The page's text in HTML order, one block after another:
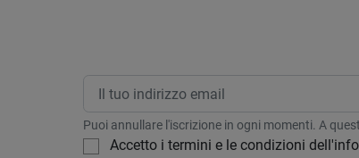
Puoi annullare l'iscrizione in ogni momenti. A
Accetto i termini e le condizioni